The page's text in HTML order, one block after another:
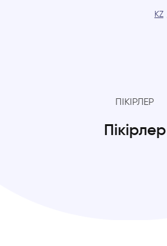
KZ
ПІКІРЛЕР
Пікірлер